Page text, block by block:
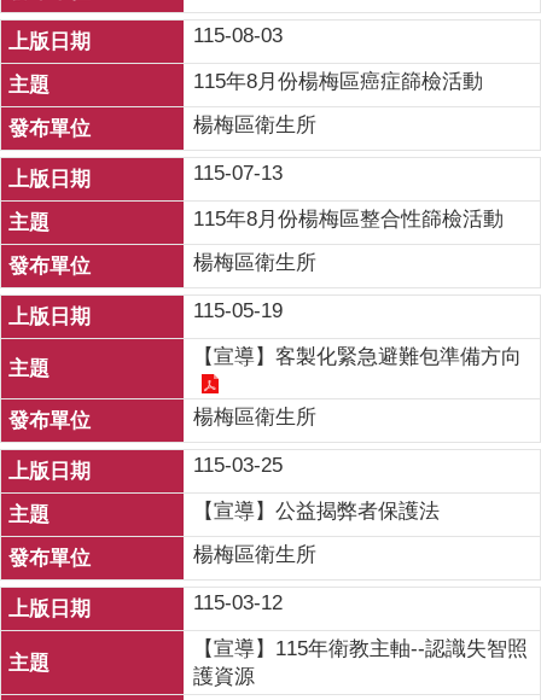
115-08-03
115年8月份楊梅區癌症篩檢活動
楊梅區衛生所
115-07-13
115年8月份楊梅區整合性篩檢活動
楊梅區衛生所
115-05-19
【宣導】客製化緊急避難包準備方向
楊梅區衛生所
115-03-25
【宣導】公益揭弊者保護法
楊梅區衛生所
115-03-12
【宣導】115年衛教主軸--認識失智照
護資源